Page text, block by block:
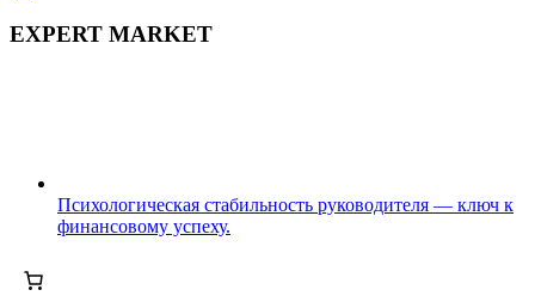
EXPERT MARKET
Психологическая стабильность руководителя — ключ к
финансовому успеху.